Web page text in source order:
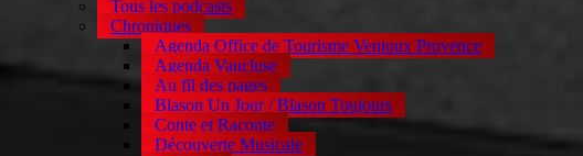
Tous les podcasts
Chroniques
Agenda Office de Tourisme Ventoux Provence
Agenda Vaucluse
Au fil des pages
Blason Un Jour / Blason Toujours
Conte et Raconte
Découverte Musicale